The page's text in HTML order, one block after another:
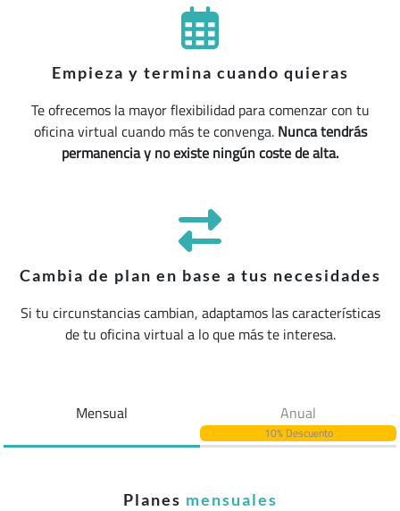
Empieza y termina cuando quieras
Te ofrecemos la mayor flexibilidad para comenzar con tu
oficina virtual cuando más te convenga.Nunca tendrás
permanencia y no existe ningún coste de alta.
Cambia de plan en base a tus necesidades
Si tu circunstancias cambian, adaptamos las características
de tu oficina virtual a lo que más te interesa.
Mensual Anual
10% Descuento
Planes mensuales